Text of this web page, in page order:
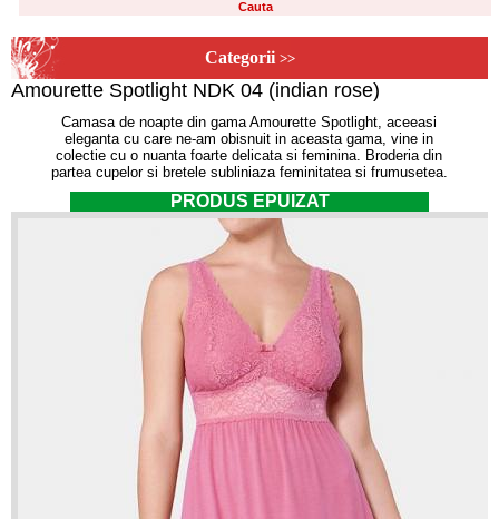
Categorii >>
Amourette Spotlight NDK 04 (indian rose)
Camasa de noapte din gama Amourette Spotlight, aceeasi
eleganta cu care ne-am obisnuit in aceasta gama, vine in
colectie cu o nuanta foarte delicata si feminina. Broderia din
partea cupelor si bretele subliniaza feminitatea si frumusetea.
PRODUS EPUIZAT